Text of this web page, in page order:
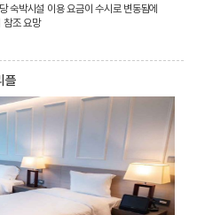
박시설 이용 요금이 수시로 변동됨에
참조 요망
플